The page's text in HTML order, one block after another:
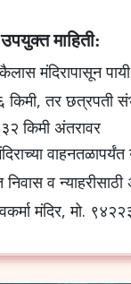
उपयुक्त माहिती:
कैलास मंदिरापासून पायी
किमी,तर छत्रपती
३२ किमी अंतरावर
वाहनतळापर्यंत
निवास व न्याहरीसाठी
मंदिर,मो.